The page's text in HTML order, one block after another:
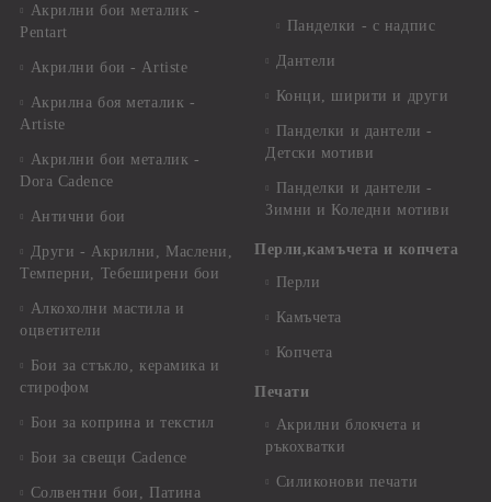
Акрилни бои металик -
Pentart
Акрилни бои - Artiste
Акрилна боя металик -
Artiste
Акрилни бои металик -
Dora Cadence
Антични бои
Други - Акрилни, Маслени,
Темперни, Тебеширени бои
Алкохолни мастила и
оцветители
Бои за стъкло, керамика и
стирофом
Бои за коприна и текстил
Бои за свещи Cadence
Солвентни бои, Патина
Панделки - с надпис
Дантели
Конци, ширити и други
Панделки и дантели -
Детски мотиви
Панделки и дантели -
Зимни и Коледни мотиви
Перли,камъчета и копчета
Перли
Камъчета
Копчета
Печати
Акрилни блокчета и
ръкохватки
Силиконови печати